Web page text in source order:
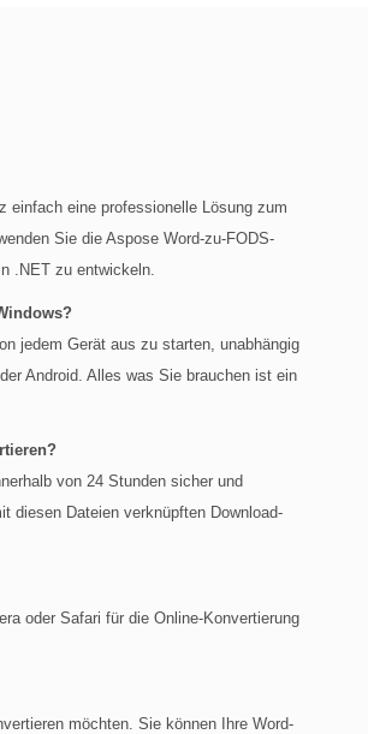
einfach eine professionelle Lösung zum
Sie die Aspose Word-zu-FODS-
.NET zu entwickeln.
jedem Gerät aus zu starten, unabhängig
Android. Alles was Sie brauchen ist ein
von 24 Stunden sicher und
diesen Dateien verknüpften Download-
oder Safari für die Online-Konvertierung
möchten. Sie können Ihre Word-